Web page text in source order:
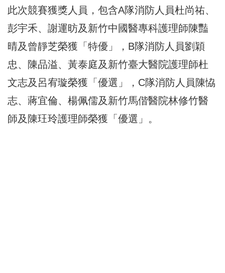
此次競賽獲獎人員，包含A隊消防人員杜尚祐、
彭宇禾、謝運昉及新竹中國醫專科護理師陳豔
晴及曾靜芝榮獲「特優」，B隊消防人員劉穎
忠、陳品溢、黃泰庭及新竹臺大醫院護理師杜
文志及呂宥璇榮獲「優選」，C隊消防人員陳恊
志、蔣宜倫、楊佩儒及新竹馬偕醫院林修竹醫
師及陳玨玲護理師榮獲「優選」。